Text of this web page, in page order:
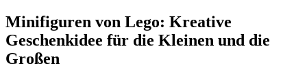
Minifiguren von Lego: Kreative
Geschenkidee für die Kleinen und die
Großen